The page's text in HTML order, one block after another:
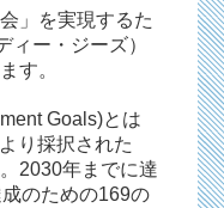
」を実現するた
ー・ジーズ）
す。
Goals)とは
り採択された
2030年までに達
のための169の